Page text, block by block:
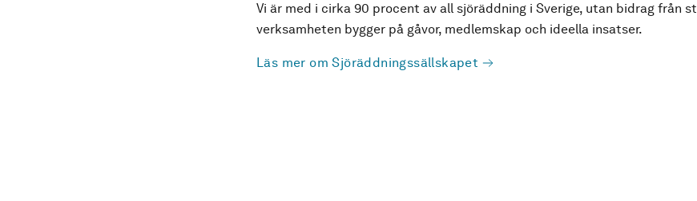
Vi är med i cirka 90 procent av all sjöräddning i Sverige, utan bidrag från
verksamheten bygger på gåvor, medlemskap och ideella insatser.
Läs mer om Sjöräddningssällskapet